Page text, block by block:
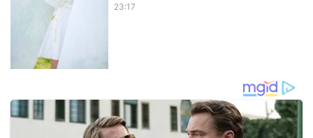
23:17